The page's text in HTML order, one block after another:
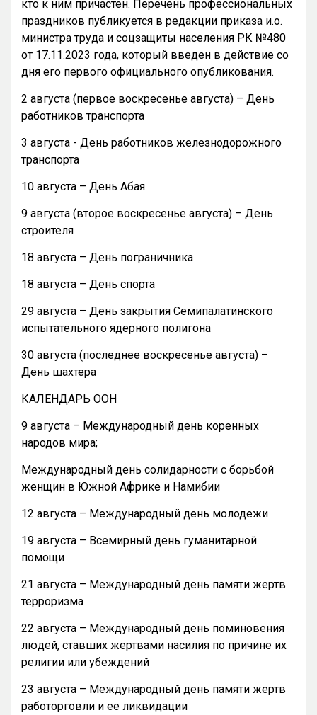
кто к ним причастен. Перечень профессиональных
праздников публикуется в редакции приказа и.о.
министра труда и соцзащиты населения РК №480
от 17.11.2023 года, который введен в действие со
дня его первого официального опубликования.
2 августа (первое воскресенье августа) – День
работников транспорта
3 августа - День работников железнодорожного
транспорта
10 августа – День Абая
9 августа (второе воскресенье августа) – День
строителя
18 августа – День пограничника
18 августа – День спорта
29 августа – День закрытия Семипалатинского
испытательного ядерного полигона
30 августа (последнее воскресенье августа) –
День шахтера
КАЛЕНДАРЬ ООН
9 августа – Международный день коренных
народов мира;
Международный день солидарности с борьбой
женщин в Южной Африке и Намибии
12 августа – Международный день молодежи
19 августа – Всемирный день гуманитарной
помощи
21 августа – Международный день памяти жертв
терроризма
22 августа – Международный день поминовения
людей, ставших жертвами насилия по причине их
религии или убеждений
23 августа – Международный день памяти жертв
работорговли и ее ликвидации